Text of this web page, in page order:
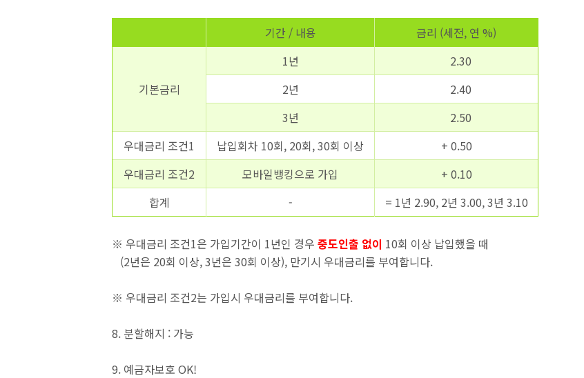
기간 / 내용 금리 (세전, 연 %)
기본금리
1년
2.30
2년
2.40
3년
2.50
우대금리 조건1
납입회차 10회, 20회, 30회 이상
+ 0.50
우대금리 조건2
모바일뱅킹으로 가입
+ 0.10
합계
- = 1년 2.90, 2년 3.00, 3년 3.10
※ 우대금리 조건1은 가입기간이 1년인 경우 중도인출 없이 10회 이상 납입했을 때
(2년은 20회 이상, 3년은 30회 이상), 만기시 우대금리를 부여합니다.
※ 우대금리 조건2는 가입시 우대금리를 부여합니다.
8. 분할해지 : 가능
9. 예금자보호 OK!